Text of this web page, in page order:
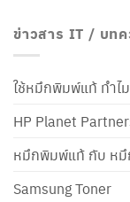
ข่าวสาร IT / บทค
ใช้หมึกพิมพ์แท้ ทำไ
HP Planet
หมึกพิมพ์แท้ กับ หมึ
Samsung Toner